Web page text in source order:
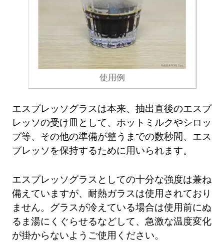
使用例
エスプレッソグラスは本来、抽出直後のエスプ
レッソの受け皿として、ホットミルクやシロッ
プ等、その他の準備が整うまでの数秒間、エス
プレッソを保持するために用いられます。
エスプレッソグラスとしての十分な強度は兼ね
備えていますが、耐熱ガラスは使用されており
ません。グラスが冷えている場合は使用前にぬ
るま湯にくぐらせるなどして、急激な温度変化
が掛からないようご使用ください。